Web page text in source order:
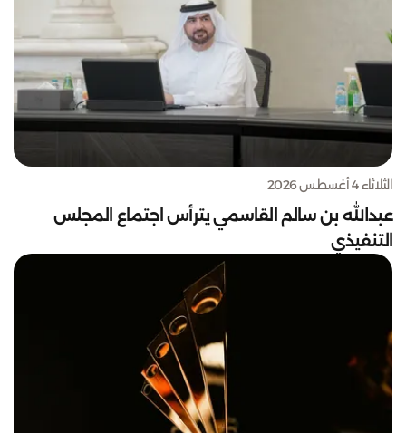
الثلاثاء 4 أغسطس 2026
عبدالله بن سالم القاسمي يترأس اجتماع المجلس
التنفيذي